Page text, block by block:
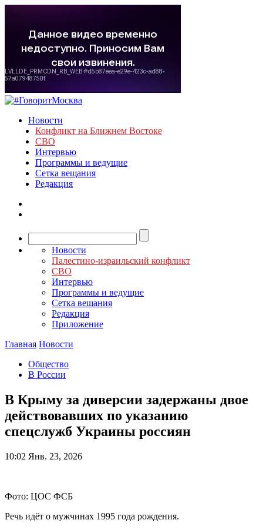
Новости
Конфликт на Ближнем Востоке
СВО
Интервью
Программы и ведущие
Сетка вещания
Редакция
Новости
Палестино-израильский конфликт
СВО
Интервью
Программы и ведущие
Сетка вещания
Редакция
Приложение
Главная Новости
Общество
В России
В Крыму за диверсии задержаны двое
действовавших по указанию
спецслужб Украины россиян
10:02 Янв. 23, 2026
Фото: ЦОС ФСБ
Речь идёт о мужчинах 1995 года рождения.